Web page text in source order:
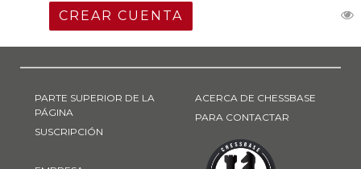
CREAR CUENTA
PARTE SUPERIOR DE LA
PÁGINA
SUSCRIPCIÓN
ACERCA DE CHESSBASE
PARA CONTACTAR